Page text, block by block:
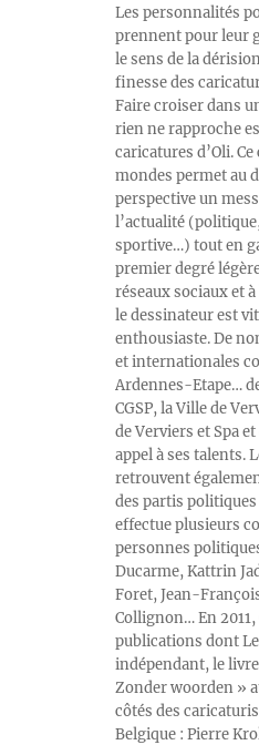
Les personnalités
prennent pour leur
le sens de la
finesse des
Faire croiser dans
rien ne rapproche
caricatures d’Oli.
mondes permet au
perspective un
l’actualité
sportive…) tout en
premier degré
réseaux sociaux et
le dessinateur est
enthousiaste. De
et internationales
Ardennes-Etape…
CGSP, la Ville de
de Verviers et Spa
appel à ses talents.
retrouvent
des partis politiques
effectue plusieurs
personnes
Ducarme, Kattrin
Foret, Jean-
Collignon… En
publications dont
indépendant, le
Zonder woorden »
côtés des
Belgique : Pierre